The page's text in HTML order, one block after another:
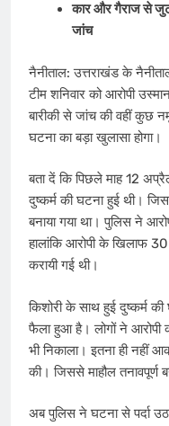
कार और गैराज से
जांच
नैनीताल: उत्तराखंड के
टीम शनिवार को आरोपी
बारीकी से जांच की वहीं कुछ
घटना का बड़ा खुलासा होगा।
बता दें कि पिछले माह 12
दुष्कर्म की घटना हुई थी।
बनाया गया था। पुलिस ने
हालांकि आरोपी के ​खिलाफ 30
करायी गई थी।
किशोरी के साथ हुई दुष्कर्म
फैला हुआ है। लोगों ने आरोपी
भी निकाला। इतना ही नहीं
की। जिससे माहौल तनावपूर्ण
अब पुलिस ने घटना से पर्दा